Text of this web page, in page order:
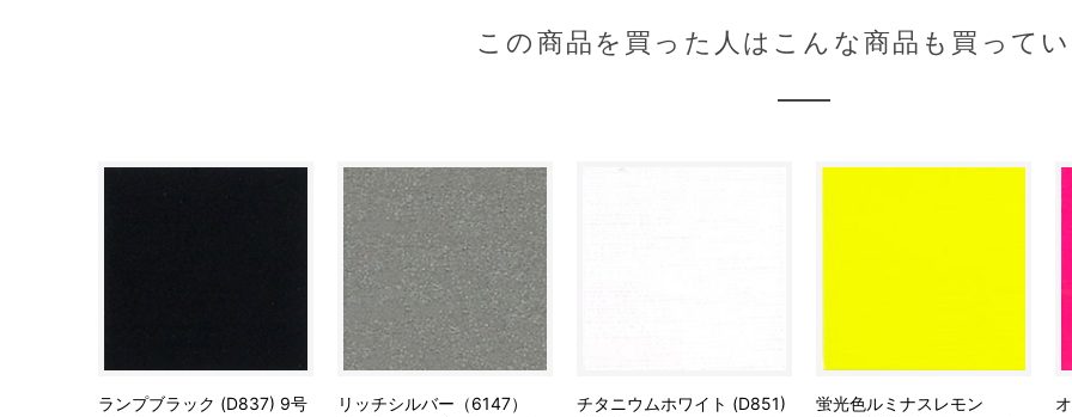
この商品を買った人はこんな商品も買って
ランプブラック (D837) 9号
リッチシルバー（6147）
チタニウムホワイト (D851)
蛍光色ルミナスレモン